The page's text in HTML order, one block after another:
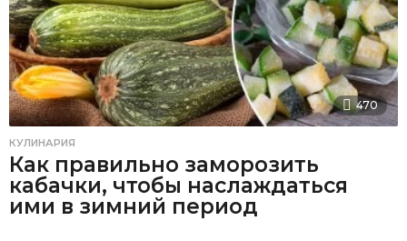
470
КУЛИНАРИЯ
Как правильно заморозить
кабачки, чтобы наслаждаться
ими в зимний период